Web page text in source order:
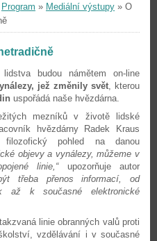
Program » Mediální výstupy » O
budou námětem on-line
jež změnily svět, kterou
uspořádá naše hvězdárna.
mezníků v životě lidské
hvězdárny Radek Kraus
filozofický pohled na danou
objevy a vynálezy, můžeme v
linie,“upozorňuje autor
třeba přenos informací, od
až k současné elektronické
linie obranných valů proti
vzdělávání i v současné